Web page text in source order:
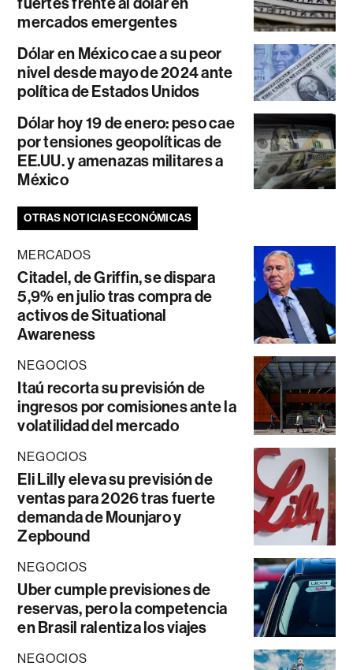
mercados emergentes
Dólar en México cae a su peor
nivel desde mayo de 2024 ante
política de Estados Unidos
Dólar hoy 19 de enero: peso cae
por tensiones geopolíticas de
EE.UU. y amenazas militares a
México
OTRAS NOTICIAS ECONÓMICAS
MERCADOS
Citadel, de Griffin, se dispara
5,9% en julio tras compra de
activos de Situational
Awareness
NEGOCIOS
Itaú recorta su previsión de
ingresos por comisiones ante la
volatilidad del mercado
NEGOCIOS
Eli Lilly eleva su previsión de
ventas para 2026 tras fuerte
demanda de Mounjaro y
Zepbound
NEGOCIOS
Uber cumple previsiones de
reservas, pero la competencia
en Brasil ralentiza los viajes
NEGOCIOS